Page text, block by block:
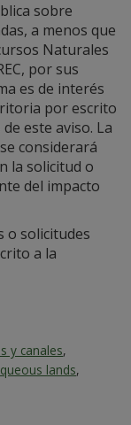
sobre
a menos que
Naturales
por sus
es de interés
por escrito
este aviso. La
considerará
la solicitud o
del impacto
o solicitudes
a la
y canales,
lands,